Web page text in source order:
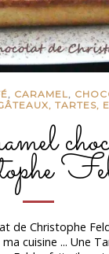
, CARAMEL,
TARTES,
de Christophe
cuisine ... Une